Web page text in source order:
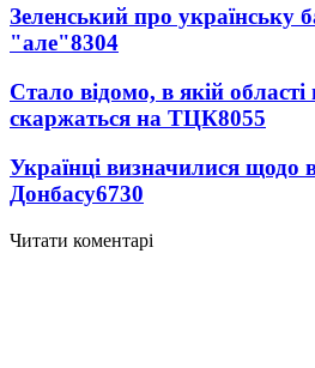
Зеленський про українську
"але"8304
Стало відомо, в якій
скаржаться на ТЦК8055
Українці визначилися щодо
Донбасу6730
Читати коментарі